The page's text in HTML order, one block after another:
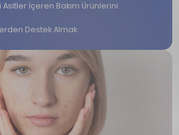
Asitler İçeren Bakım Ürünlerini
Destek Almak